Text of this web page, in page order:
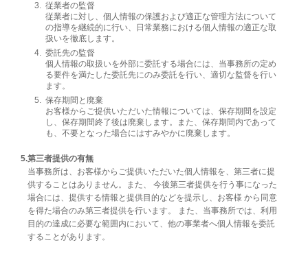
従業者の監督
従業者に対し、個人情報の保護および適正な管理方法について
の指導を継続的に行い、日常業務における個人情報の適正な取
扱いを徹底します。
委託先の監督
個人情報の取扱いを外部に委託する場合には、当事務所の定め
る要件を満たした委託先にのみ委託を行い、適切な監督を行い
ます。
保存期間と廃棄
お客様からご提供いただいた情報については、保存期間を設定
し、保存期間終了後は廃棄します。また、保存期間内であって
も、不要となった場合にはすみやかに廃棄します。
第三者提供の有無
当事務所は、お客様からご提供いただいた個人情報を、第三者に提
供することはありません。また、 今後第三者提供を行う事になった
場合には、提供する情報と提供目的などを提示し、お客様 から同意
を得た場合のみ第三者提供を行います。 また、当事務所では、利用
目的の達成に必要な範囲内において、他の事業者へ個人情報を委託
することがあります。